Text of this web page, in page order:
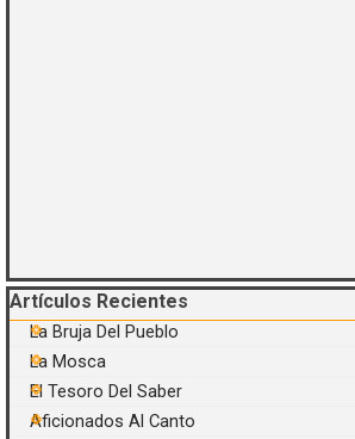
Saltar el bloque Artículos Recientes
Artículos Recientes
La Bruja Del Pueblo
La Mosca
El Tesoro Del Saber
Aficionados Al Canto